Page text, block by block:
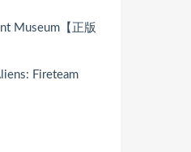
Museum【正版